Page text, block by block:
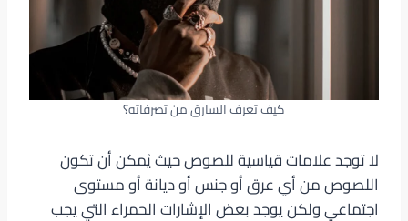
كيف تعرف السارق من تصرفاته؟
لا توجد علامات قياسية للصوص حيث يُمكن أن تكون
اللصوص من أي عرق أو جنس أو ديانة أو مستوى
اجتماعي ولكن يوجد بعض الإشارات الحمراء التي يجب